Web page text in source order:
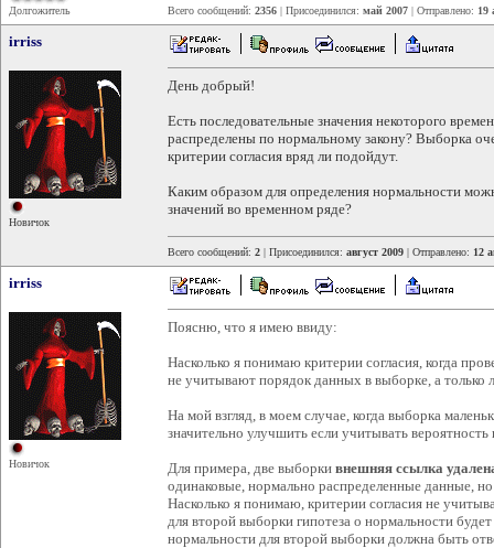
Долгожитель Всего сообщений: 2356 | Присоединился: май 2007 | Отправлено: 19
irriss
Новичок
День добрый!
Есть последовательные значения некоторого
распределены по нормальному закону? Выборка
критерии согласия вряд ли подойдут.
Каким образом для определения нормальности
значений во временном ряде?
Всего сообщений: 2 | Присоединился: август 2009 | Отправлено: 12
irriss
Новичок
Поясню, что я имею ввиду:
Насколько я понимаю критерии согласия, когда
не учитывают порядок данных в выборке, а
На мой взгляд, в моем случае, когда выборка
значительно улучшить если учитывать
Для примера, две выборки внешняя ссылка
одинаковые, нормально распределенные данные,
Насколько я понимаю, критерии согласия не
для второй выборки гипотеза о нормальности
нормальности для второй выборки должна быть